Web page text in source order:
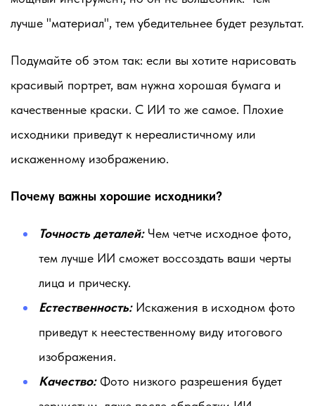
лучше "материал", тем убедительнее будет результат.
Подумайте об этом так: если вы хотите нарисовать
красивый портрет, вам нужна хорошая бумага и
качественные краски. С ИИ то же самое. Плохие
исходники приведут к нереалистичному или
искаженному изображению.
Почему важны хорошие исходники?
Точность деталей:Чем четче исходное фото,
тем лучше ИИ сможет воссоздать ваши черты
лица и прическу.
Естественность:Искажения в исходном фото
приведут к неестественному виду итогового
изображения.
Качество:Фото низкого разрешения будет